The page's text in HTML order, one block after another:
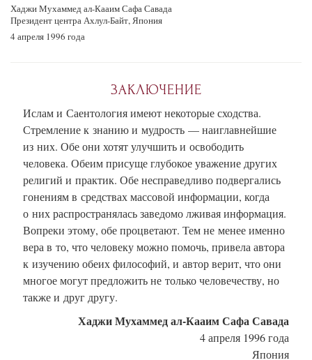
Хаджи Мухаммед ал-КааимСафа Савада
Президент центра Ахлул-Байт, Япония
4 апреля 1996 года
ЗАКЛЮЧЕНИЕ
Ислам и Саентология имеют некоторые сходства.
Стремление к знанию и мудрость — наиглавнейшие
из них. Обе они хотят улучшить и освободить
человека. Обеим присуще глубокое уважение других
религий и практик. Обе несправедливо подвергались
гонениям в средствах массовой информации, когда
о них распространялась заведомо лживая информация.
Вопреки этому, обе процветают. Тем не менее именно
вера в то, что человеку можно помочь, привела автора
к изучению обеих философий, и автор верит, что они
многое могут предложить не только человечеству, но
также и друг другу.
Хаджи Мухаммед ал-Кааим Сафа Савада
4 апреля 1996 года
Япония